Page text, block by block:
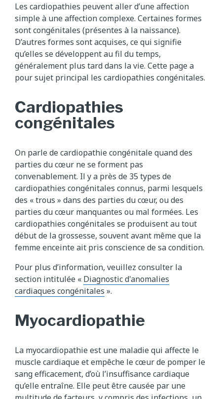
Les cardiopathies peuvent aller d’une affection
simple à une affection complexe. Certaines formes
sont congénitales (présentes à la naissance).
D’autres formes sont acquises, ce qui signifie
qu’elles se développent au fil du temps,
généralement plus tard dans la vie. Cette page a
pour sujet principal les cardiopathies congénitales.
Cardiopathies
congénitales
On parle de cardiopathie congénitale quand des
parties du cœur ne se forment pas
convenablement. Il y a près de 35 types de
cardiopathies congénitales connus, parmi lesquels
des « trous » dans des parties du cœur, ou des
parties du cœur manquantes ou mal formées. Les
cardiopathies congénitales se produisent au tout
début de la grossesse, souvent avant même que la
femme enceinte ait pris conscience de sa condition.
Pour plus d’information, veuillez consulter la
section intitulée « Diagnostic d'anomalies
cardiaques congénitales ».
Myocardiopathie
La myocardiopathie est une maladie qui affecte le
muscle cardiaque et empêche le cœur de pomper le
sang efficacement, d’où l’insuffisance cardiaque
qu’elle entraîne. Elle peut être causée par une